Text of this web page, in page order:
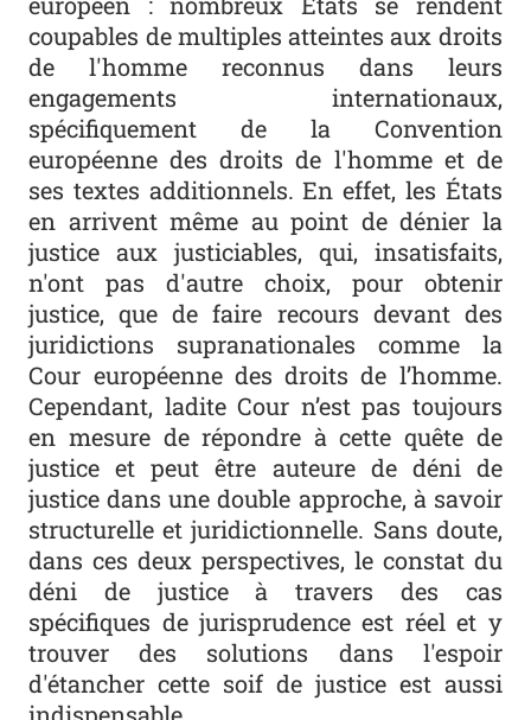
coupables de multiples atteintes aux droits
de l'homme reconnus dans leurs
engagements internationaux,
spécifiquement de la Convention
européenne des droits de l'homme et de
ses textes additionnels. En effet, les États
en arrivent même au point de dénier la
justice aux justiciables, qui, insatisfaits,
n'ont pas d'autre choix, pour obtenir
justice, que de faire recours devant des
juridictions supranationales comme la
Cour européenne des droits de l’homme.
Cependant, ladite Cour n’est pas toujours
en mesure de répondre à cette quête de
justice et peut être auteure de déni de
justice dans une double approche, à savoir
structurelle et juridictionnelle. Sans doute,
dans ces deux perspectives, le constat du
déni de justice à travers des cas
spécifiques de jurisprudence est réel et y
trouver des solutions dans l'espoir
d'étancher cette soif de justice est aussi
indispensable.